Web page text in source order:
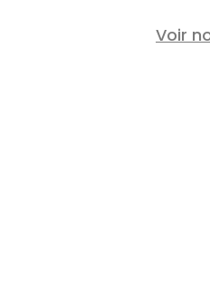
Voir